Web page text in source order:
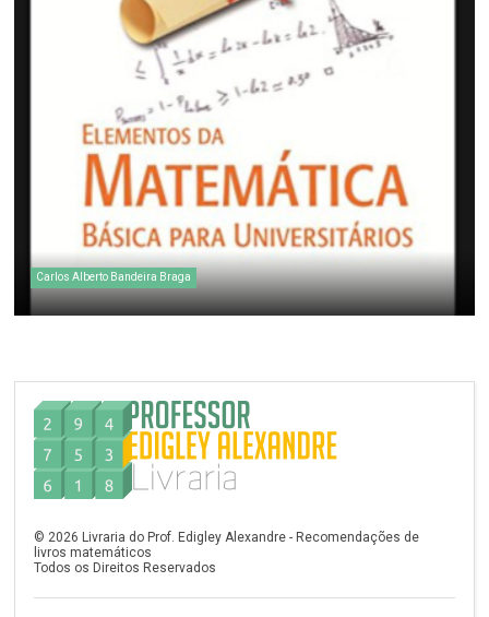
Carlos Alberto Bandeira Braga
© 2026 Livraria do Prof. Edigley Alexandre - Recomendações de
livros matemáticos
Todos os Direitos Reservados